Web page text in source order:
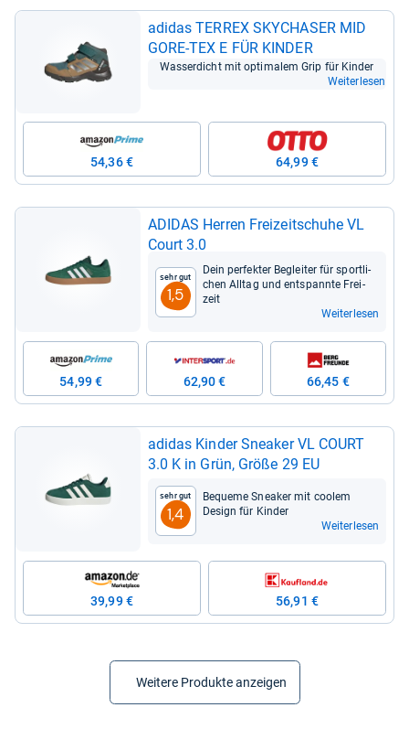
adi­das TERREX SKYCHA­SER MID
GORE-​TEX E FÜR KIN­DER
Was­ser­dicht mit opti­ma­lem Grip für Kin­der
Weiterlesen
54,36 € 64,99 €
ADI­DAS Her­ren Frei­zeit­schuhe VL
Court 3.0
Sehr gut
1,5
Dein per­fek­ter Beglei­ter für sport­li­
chen All­tag und ent­spannte Frei­
zeit
Weiterlesen
54,99 € 62,90 € 66,45 €
adi­das Kin­der Snea­ker VL COURT
3.0 K in Grün, Größe 29 EU
Sehr gut
1,4
Bequeme Snea­ker mit coo­lem
Design für Kin­der
Weiterlesen
39,99 € 56,91 €
Weitere Produkte anzeigen